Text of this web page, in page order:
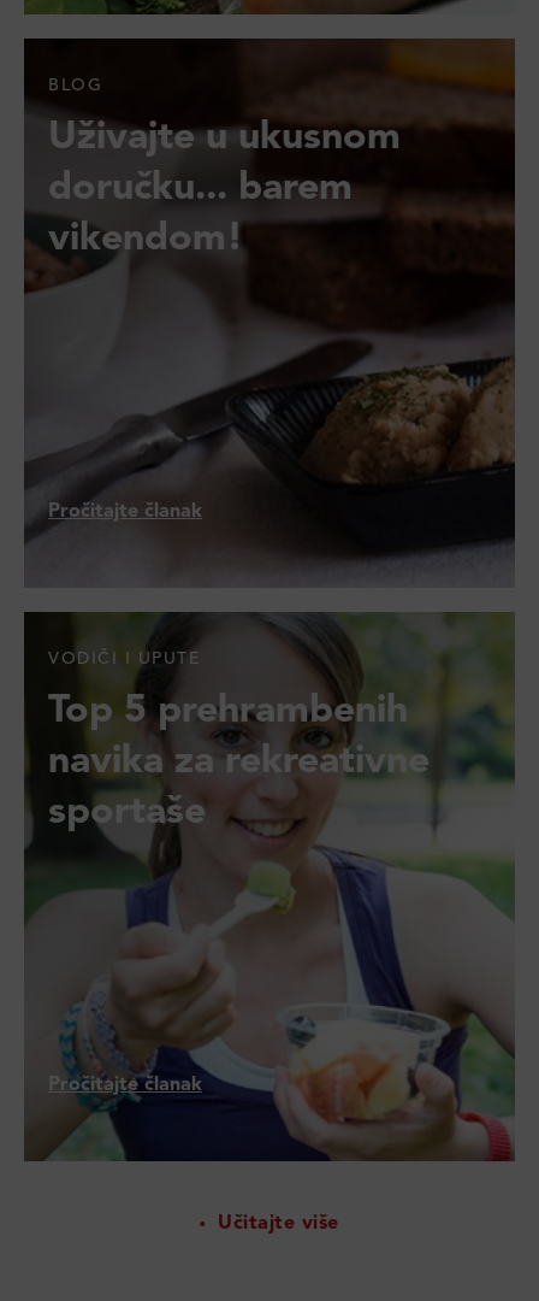
BLOG
Uživajte u ukusnom
doručku... barem
vikendom!
Pročitajte članak
VODIČI I UPUTE
Top 5 prehrambenih
navika za rekreativne
sportaše
Pročitajte članak
Učitajte više